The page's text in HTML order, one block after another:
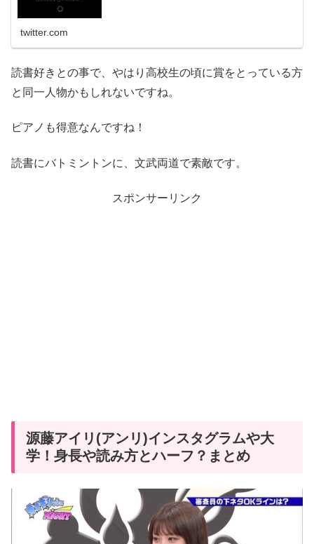
twitter.com
読書好きとの事で、やはり高校生の頃に賞をとっている方
と同一人物かもしれないですね。
ピアノも得意なんですね！
読書にバトミントンに、文武両道で素敵です。
スポンサーリンク
源藤アイリ(アンリ)インスタグラムや大
学！身長や読み方とハーフ？まとめ